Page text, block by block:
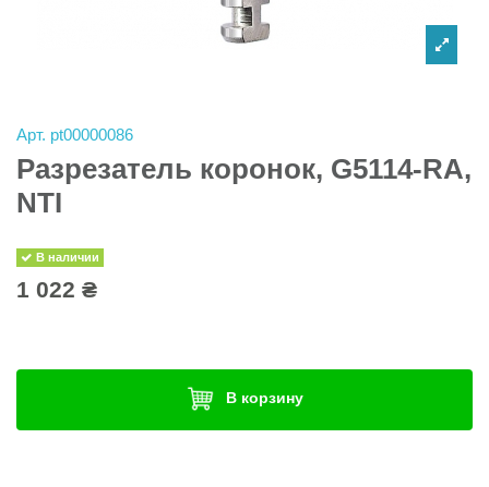
Арт. pt00000086
Разрезатель коронок, G5114-RA,
NTI
В наличии
1 022 ₴
В корзину